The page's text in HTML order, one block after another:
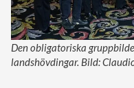
Den obligatoriska
landshövdingar. Bild: